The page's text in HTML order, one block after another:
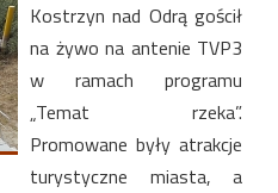
Kostrzyn nad Odrą gościł
na żywo na antenie TVP3
w ramach programu
„Temat rzeka”.
Promowane były atrakcje
turystyczne miasta, a